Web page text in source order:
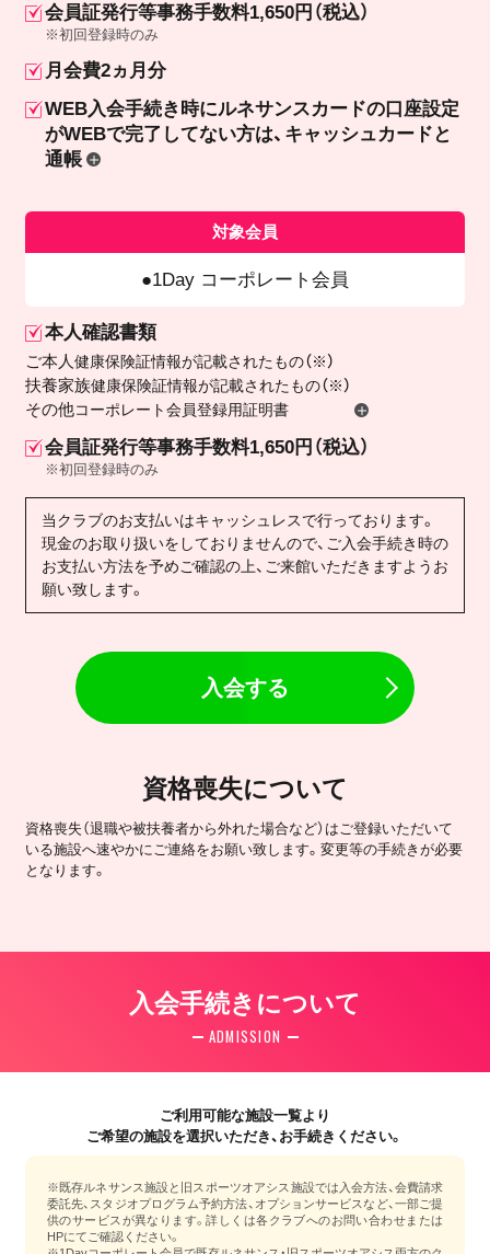
会員証発行等事務手数料1,650円（税込）
※初回登録時のみ
月会費2ヵ月分
WEB入会手続き時にルネサンスカードの口座設定
がWEBで完了してない方は、キャッシュカードと
通帳
対象会員
1Day コーポレート会員
本人確認書類
ご本人健康保険証情報が記載されたもの（※）
扶養家族健康保険証情報が記載されたもの（※）
その他コーポレート会員登録用証明書
会員証発行等事務手数料1,650円（税込）
※初回登録時のみ
当クラブのお支払いはキャッシュレスで行っております。
現金のお取り扱いをしておりませんので、ご入会手続き時の
お支払い方法を予めご確認の上、ご来館いただきますようお
願い致します。
入会する
資格喪失について
資格喪失（退職や被扶養者から外れた場合など）はご登録いただいて
いる施設へ速やかにご連絡をお願い致します。変更等の手続きが必要
となります。
入会手続きについて
ADMISSION
ご利用可能な施設一覧より
ご希望の施設を選択いただき、お手続きください。
※既存ルネサンス施設と旧スポーツオアシス施設では入会方法、会費請求
委託先、スタジオプログラム予約方法、オプションサービスなど、一部ご提
供のサービスが異なります。詳しくは各クラブへのお問い合わせまたは
HPにてご確認ください。